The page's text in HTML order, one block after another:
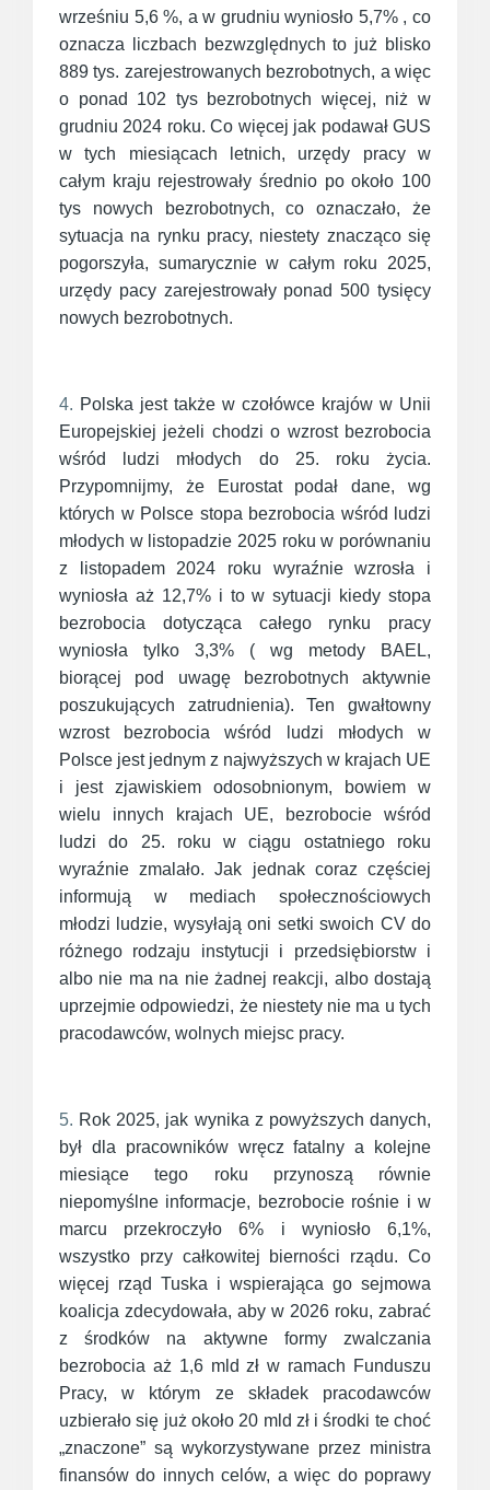
wrześniu 5,6 %, a w grudniu wyniosło 5,7% , co
oznacza liczbach bezwzględnych to już blisko
889 tys. zarejestrowanych bezrobotnych, a więc
o ponad 102 tys bezrobotnych więcej, niż w
grudniu 2024 roku. Co więcej jak podawał GUS
w tych miesiącach letnich, urzędy pracy w
całym kraju rejestrowały średnio po około 100
tys nowych bezrobotnych, co oznaczało, że
sytuacja na rynku pracy, niestety znacząco się
pogorszyła, sumarycznie w całym roku 2025,
urzędy pacy zarejestrowały ponad 500 tysięcy
nowych bezrobotnych.
4. Polska jest także w czołówce krajów w Unii
Europejskiej jeżeli chodzi o wzrost bezrobocia
wśród ludzi młodych do 25. roku życia.
Przypomnijmy, że Eurostat podał dane, wg
których w Polsce stopa bezrobocia wśród ludzi
młodych w listopadzie 2025 roku w porównaniu
z listopadem 2024 roku wyraźnie wzrosła i
wyniosła aż 12,7% i to w sytuacji kiedy stopa
bezrobocia dotycząca całego rynku pracy
wyniosła tylko 3,3% ( wg metody BAEL,
biorącej pod uwagę bezrobotnych aktywnie
poszukujących zatrudnienia). Ten gwałtowny
wzrost bezrobocia wśród ludzi młodych w
Polsce jest jednym z najwyższych w krajach UE
i jest zjawiskiem odosobnionym, bowiem w
wielu innych krajach UE, bezrobocie wśród
ludzi do 25. roku w ciągu ostatniego roku
wyraźnie zmalało. Jak jednak coraz częściej
informują w mediach społecznościowych
młodzi ludzie, wysyłają oni setki swoich CV do
różnego rodzaju instytucji i przedsiębiorstw i
albo nie ma na nie żadnej reakcji, albo dostają
uprzejmie odpowiedzi, że niestety nie ma u tych
pracodawców, wolnych miejsc pracy.
5. Rok 2025, jak wynika z powyższych danych,
był dla pracowników wręcz fatalny a kolejne
miesiące tego roku przynoszą równie
niepomyślne informacje, bezrobocie rośnie i w
marcu przekroczyło 6% i wyniosło 6,1%,
wszystko przy całkowitej bierności rządu. Co
więcej rząd Tuska i wspierająca go sejmowa
koalicja zdecydowała, aby w 2026 roku, zabrać
z środków na aktywne formy zwalczania
bezrobocia aż 1,6 mld zł w ramach Funduszu
Pracy, w którym ze składek pracodawców
uzbierało się już około 20 mld zł i środki te choć
„znaczone” są wykorzystywane przez ministra
finansów do innych celów, a więc do poprawy